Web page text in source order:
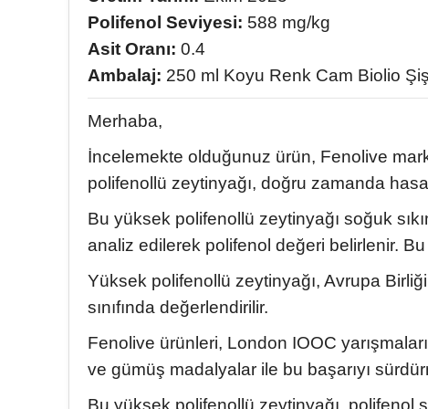
düzenli olarak her
da çok güzel,
tests I had last
found to be very
who pays great
Since I am 60 years
enough acid,
it came out clean,
I use many of
750 prophenol)
wort oil. Let me
my complaints went away. While I called
like to thank those who produced this
and everyone who contributed to this
which made me feel the real place of
positive improvement in all of my blood
product. When I come to Fethiye, I
meet people who do their job
love and respect...
Polifenol Seviyesi: 588 mg/kg
Asit Oranı: 0.4
Ambalaj: 250 ml Koyu Renk Cam Biolio
Merhaba,
İncelemekte olduğunuz ürün, Fenolive
polifenollü zeytinyağı, doğru zamanda
Bu yüksek polifenollü zeytinyağı soğuk
analiz edilerek polifenol değeri belirlenir.
Yüksek polifenollü zeytinyağı, Avrupa
sınıfında değerlendirilir.
Fenolive ürünleri, London IOOC
ve gümüş madalyalar ile bu başarıyı
Bu yüksek polifenollü zeytinyağı, polifenol